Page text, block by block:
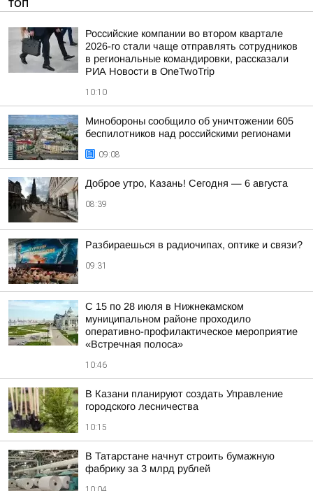
ТОП
Российские компании во втором квартале
2026-го стали чаще отправлять сотрудников
в региональные командировки, рассказали
РИА Новости в OneTwoTrip
10:10
Минобороны сообщило об уничтожении 605
беспилотников над российскими регионами
09:08
Доброе утро, Казань! Сегодня — 6 августа
08:39
Разбираешься в радиочипах, оптике и связи?
09:31
С 15 по 28 июля в Нижнекамском
муниципальном районе проходило
оперативно-профилактическое мероприятие
«Встречная полоса»
10:46
В Казани планируют создать Управление
городского лесничества
10:15
В Татарстане начнут строить бумажную
фабрику за 3 млрд рублей